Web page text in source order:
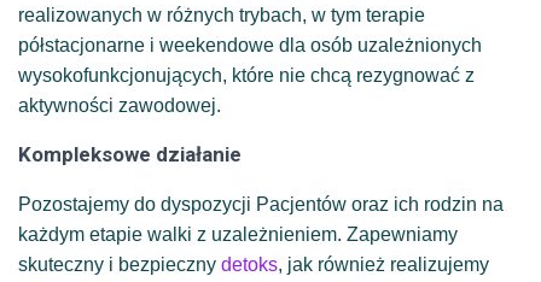
realizowanych w różnych trybach, w tym terapie
półstacjonarne i weekendowe dla osób uzależnionych
wysokofunkcjonujących, które nie chcą rezygnować z
aktywności zawodowej.
Kompleksowe działanie
Pozostajemy do dyspozycji Pacjentów oraz ich rodzin na
każdym etapie walki z uzależnieniem. Zapewniamy
skuteczny i bezpieczny detoks, jak również realizujemy